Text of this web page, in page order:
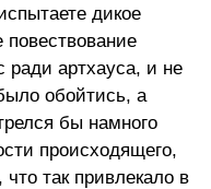
дикое
повествование
ради артхауса, и не
обойтись, а
бы намного
происходящего,
так привлекало в